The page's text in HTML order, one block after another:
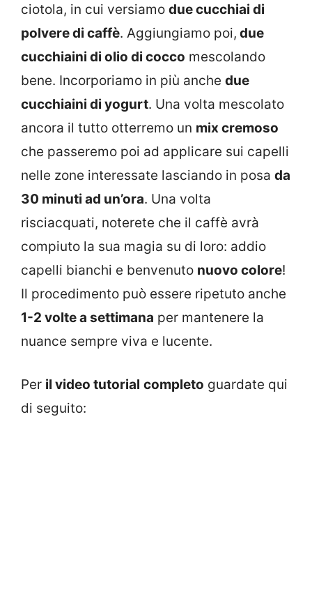
ciotola, in cui versiamo due cucchiai di
polvere di caffè. Aggiungiamo poi, due
cucchiaini di olio di cocco mescolando
bene. Incorporiamo in più anche due
cucchiaini di yogurt. Una volta mescolato
ancora il tutto otterremo un mix cremoso
che passeremo poi ad applicare sui capelli
nelle zone interessate lasciando in posa da
30 minuti ad un’ora. Una volta
risciacquati, noterete che il caffè avrà
compiuto la sua magia su di loro: addio
capelli bianchi e benvenuto nuovo colore!
Il procedimento può essere ripetuto anche
1-2 volte a settimana per mantenere la
nuance sempre viva e lucente.
Per il video tutorial completo guardate qui
di seguito: